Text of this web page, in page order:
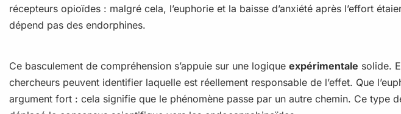
récepteurs opioïdes : malgré cela, l’euphorie et la baisse d’anxiété après l’effort
dépend pas des endorphines.
Ce basculement de compréhension s’appuie sur une logique expérimentale solide.
chercheurs peuvent identifier laquelle est réellement responsable de l’effet. Que
argument fort : cela signifie que le phénomène passe par un autre chemin. Ce type